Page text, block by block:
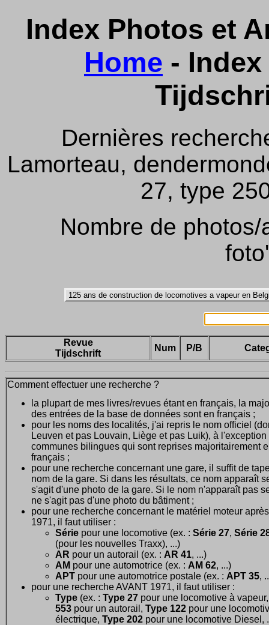
Index Photos et
Home -
Dernières
Lamorteau,
27, type
Nombre de
Revue
Tijdschrift
Num P/B
Comment effectuer une recherche ?
la plupart de mes livres/revues étant en français, la
des entrées de la base de données sont en français ;
pour les noms des localités, j'ai repris le nom officiel
Leuven et pas Louvain, Liège et pas Luik), à l'exception
communes bilingues qui sont reprises majoritairement
français ;
pour une recherche concernant une gare, il suffit de
nom de la gare. Si dans les résultats, ce nom apparaît
s'agit d'une photo de la gare. Si le nom n'apparaît pas
ne s'agit pas d'une photo du bâtiment ;
pour une recherche concernant le matériel moteur après
1971, il faut utiliser :
Série pour une locomotive (ex. : Série 27, Série
(pour les nouvelles Traxx), ...)
AR pour un autorail (ex. : AR 41, ...)
AM pour une automotrice (ex. : AM 62, ...)
APT pour une automotrice postale (ex. : APT 35,
pour une recherche AVANT 1971, il faut utiliser :
Type (ex. : Type 27 pour une locomotive à
553 pour un autorail, Type 122 pour une
électrique, Type 202 pour une locomotive Diesel,